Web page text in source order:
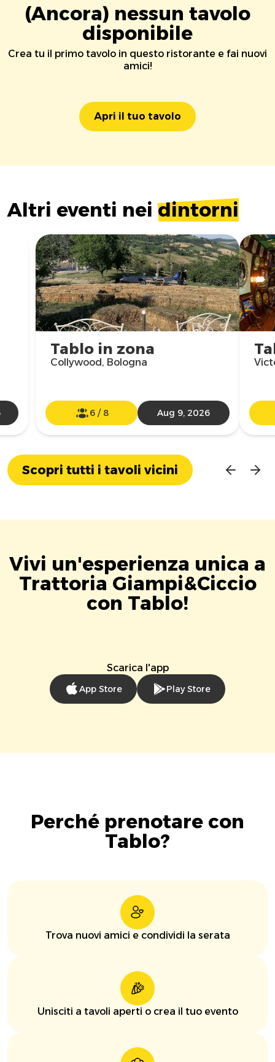
(Ancora) nessun tavolo
disponibile
Crea tu il primo tavolo in questo ristorante e fai nuovi
amici!
Apri il tuo tavolo
Altri eventi nei dintorni
Tablo in zona
Collywood, Bologna
6/ 8 Aug 9, 2026
Scopri tutti i tavoli vicini
Vivi un'esperienza unica a
Trattoria Giampi&Ciccio
con Tablo!
Scarica l'app
App Store Play Store
Perché prenotare con
Tablo?
Trova nuovi amici e condividi la serata
Unisciti a tavoli aperti o crea il tuo evento